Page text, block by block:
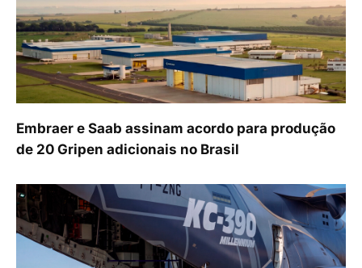
Embraer e Saab assinam acordo para produção
de 20 Gripen adicionais no Brasil